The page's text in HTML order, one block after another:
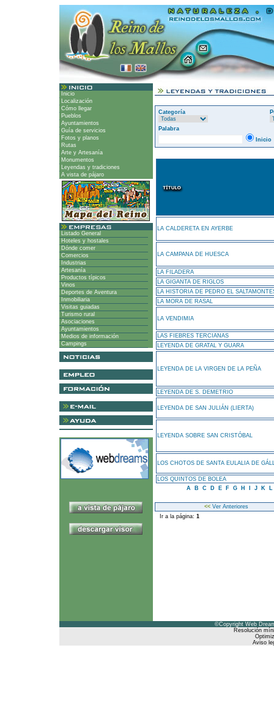
Inicio
Localización
Cómo llegar
Pueblos
Ayuntamientos
Guía de servicios
Fotos y planos
Rutas
Arte y Artesanía
Monumentos
Leyendas y tradiciones
A vista de pájaro
Listado General
Hoteles y hostales
Dónde comer
Comercios
Industrias
Artesanía
Productos típicos
Vinos
Deportes de Aventura
Inmobiliaria
Visitas guiadas
Turismo rural
Asociaciones
Ayuntamientos
Medios de información
Campings
Categoría
Palabra
Inicio
LA CALDERETA EN AYERBE
LA CAMPANA DE HUESCA
LA FILADERA
LA GIGANTA DE RIGLOS
LA HISTORIA DE PEDRO EL
LA MORA DE RASAL
LA VENDIMIA
LAS FIEBRES TERCIANAS
LEYENDA DE GRATAL Y GUARA
LEYENDA DE LA VIRGEN DE LA PEÑA
LEYENDA DE S. DEMETRIO
LEYENDA DE SAN JULIÁN (LIERTA)
LEYENDA SOBRE SAN CRISTÓBAL
LOS CHOTOS DE SANTA EULALIA DE
LOS QUINTOS DE BOLEA
A
B C D E F G H J K L
<<Ver Anteriores
Ir a la página: 1
©Copyright Web
Resolución
Aviso